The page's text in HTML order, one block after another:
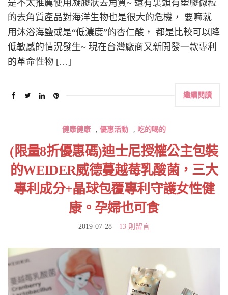
是不太推薦使用凝膠狀去角質~ 還有裏頭有塑膠微粒
的去角質產品對海洋生物也是很大的危機， 要嘛就
用沐浴海鹽或是“低濃度”的杏仁酸， 都是比較可以降
低敏感的情況發生~ 現在台灣廠商又新開發一款專利
的革命性物 […]
繼續閱讀
健康健康 優惠活動 吃的喝的
(限量8折優惠碼)迪士尼授權公主包裝
的WEIDER威德蔓越莓乳酸菌，三大
專利成分+晶球包覆專利守護女性健
康。孕婦也可食
2019-07-28 13 則留言